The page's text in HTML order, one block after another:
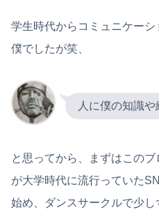
学生時代からコミュニケーシ
僕でしたが笑、
人に僕の知識
と思ってから、まずはこのブ
が大学時代に流行っていた
始め、ダンスサークルで少